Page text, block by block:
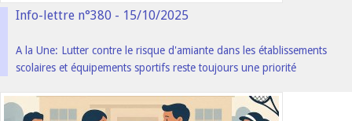
Info-lettre n°380 - 15/10/2025
A la Une: Lutter contre le risque d'amiante dans les établissements
scolaires et équipements sportifs reste toujours une priorité